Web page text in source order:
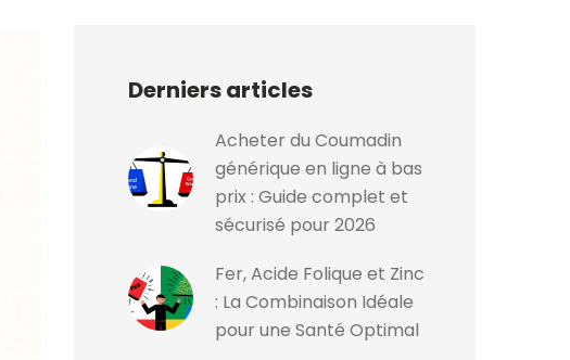
Derniers articles
Acheter du Coumadin
générique en ligne à bas
prix : Guide complet et
sécurisé pour 2026
Fer, Acide Folique et Zinc
: La Combinaison Idéale
pour une Santé Optimal